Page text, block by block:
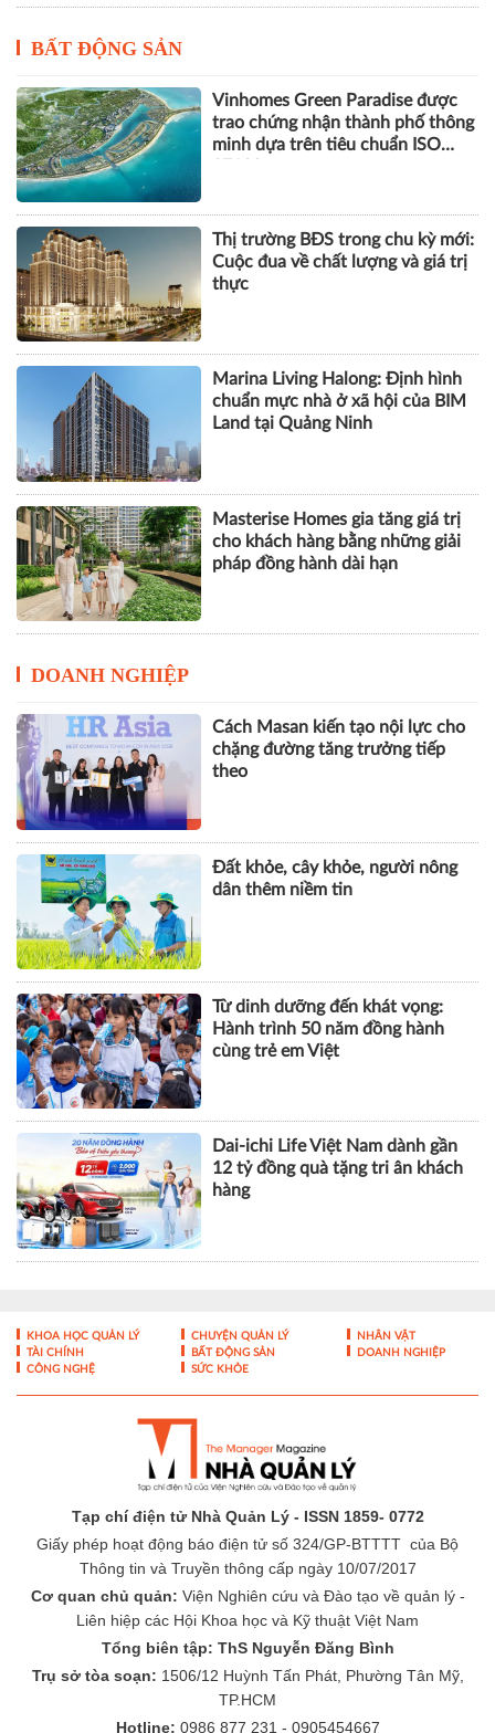
Thị trường BĐS trong chu kỳ mới:
Cuộc đua về chất lượng và giá trị
thực
Marina Living Halong: Định hình
chuẩn mực nhà ở xã hội của BIM
Land tại Quảng Ninh
Masterise Homes gia tăng giá trị
cho khách hàng bằng những giải
pháp đồng hành dài hạn
DOANH NGHIỆP
Cách Masan kiến tạo nội lực cho
Đất khỏe, cây khỏe, người nông
dân thêm niềm tin
Từ dinh dưỡng đến khát vọng:
Hành trình 50 năm đồng hành
cùng trẻ em Việt
Dai-ichi Life Việt Nam dành gần
12 tỷ đồng quà tặng tri ân khách
hàng
KHOA HỌC QUẢN LÝ CHUYỆN QUẢN LÝ
TÀI CHÍNH
BẤT ĐỘNG SẢN
CÔNG NGHỆ
Tạp chí điện tử Nhà Quản Lý - ISSN 1859- 0772
Giấy phép hoạt động báo điện tử số 324/GP-BTTTT của Bộ
Thông tin và Truyền thông cấp ngày 10/07/2017
Cơ quan chủ quản:
Viện Nghiên cứu và Đào tạo về quản lý -
Liên hiệp các Hội Khoa học và Kỹ thuật Việt Nam
Trụ sở tòa soạn:1506/12 Huỳnh Tấn Phát, Phường Tân Mỹ,
TP.HCM
Hotline:0986 877 231 - 0905454667
Email: toasoan@nhaquanly.vn
THÔNG TIN TÒA SOẠN- ĐÓNG GÓP Ý KIẾN-
LIÊN HỆ QUẢNG
BÁO GIÁ QUẢNG CÁO